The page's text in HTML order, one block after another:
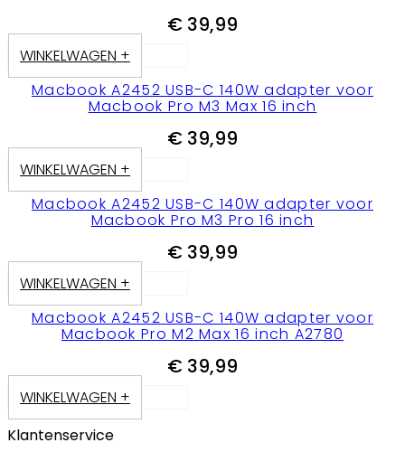
€ 39,99
WINKELWAGEN +
Macbook A2452 USB-C 140W adapter voor
Macbook Pro M3 Max 16 inch
€ 39,99
WINKELWAGEN +
Macbook A2452 USB-C 140W adapter voor
Macbook Pro M3 Pro 16 inch
€ 39,99
WINKELWAGEN +
Macbook A2452 USB-C 140W adapter voor
Macbook Pro M2 Max 16 inch A2780
€ 39,99
WINKELWAGEN +
Klantenservice